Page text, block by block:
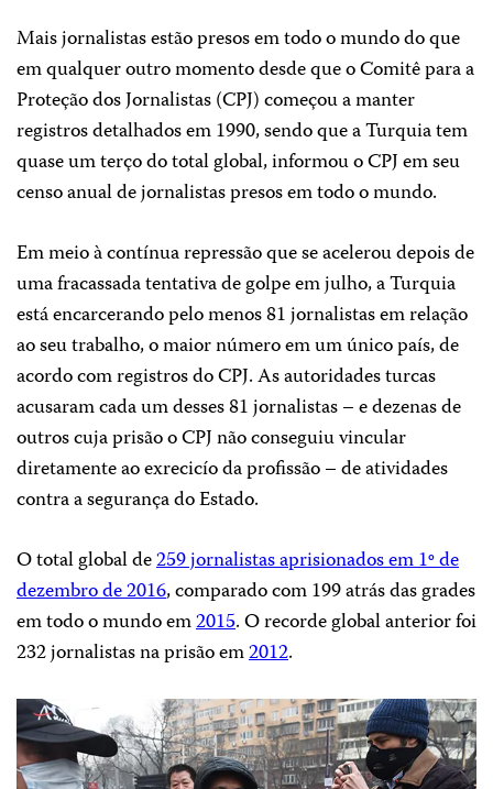
Mais jornalistas estão presos em todo o mundo do que
em qualquer outro momento desde que o Comitê para a
Proteção dos Jornalistas (CPJ) começou a manter
registros detalhados em 1990, sendo que a Turquia tem
quase um terço do total global, informou o CPJ em seu
censo anual de jornalistas presos em todo o mundo.
Em meio à contínua repressão que se acelerou depois de
uma fracassada tentativa de golpe em julho, a Turquia
está encarcerando pelo menos 81 jornalistas em relação
ao seu trabalho, o maior número em um único país, de
acordo com registros do CPJ. As autoridades turcas
acusaram cada um desses 81 jornalistas – e dezenas de
outros cuja prisão o CPJ não conseguiu vincular
diretamente ao exrecicío da profissão – de atividades
contra a segurança do Estado.
O total global de259 jornalistas aprisionados em 1º de
dezembro de 2016, comparado com 199 atrás das grades
em todo o mundo em2015. O recorde global anterior foi
232 jornalistas na prisão em2012.